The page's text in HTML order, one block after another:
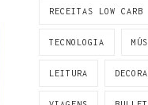
RECEITAS LOW CARB
TECNOLOGIA
LEITURA